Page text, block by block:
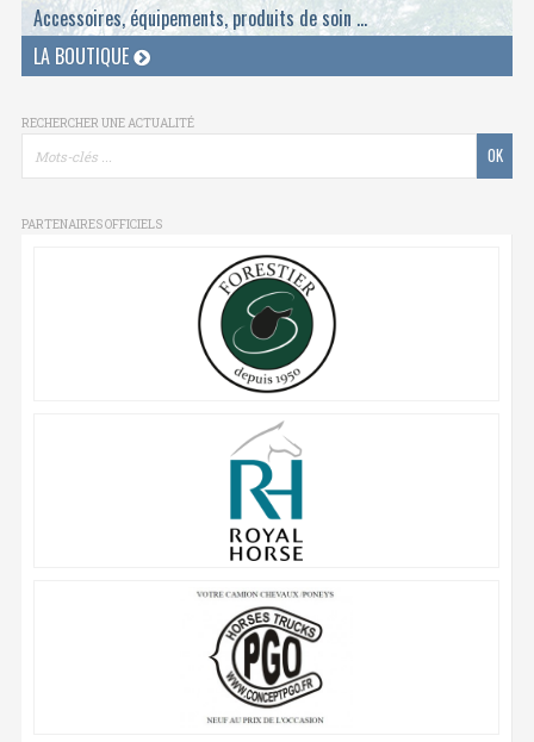
Accessoires, équipements, produits de soin ...
LA BOUTIQUE
RECHERCHER UNE ACTUALITÉ
PARTENAIRES OFFICIELS